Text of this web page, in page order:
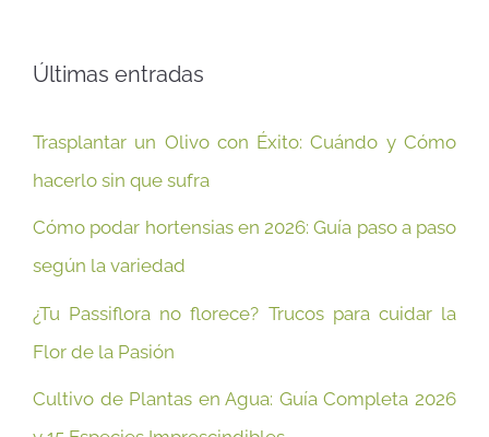
Últimas entradas
Trasplantar un Olivo con Éxito: Cuándo y Cómo
hacerlo sin que sufra
Cómo podar hortensias en 2026: Guía paso a paso
según la variedad
¿Tu Passiflora no florece? Trucos para cuidar la
Flor de la Pasión
Cultivo de Plantas en Agua: Guía Completa 2026